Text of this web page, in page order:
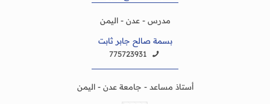
مدرس - عدن - اليمن
بسمة صالح جابر ثابت
775723931
أستاذ مساعد - جامعة عدن - اليمن